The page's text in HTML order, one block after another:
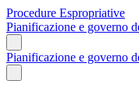
Procedure Espropriative
Pianificazione e governo
Pianificazione e governo